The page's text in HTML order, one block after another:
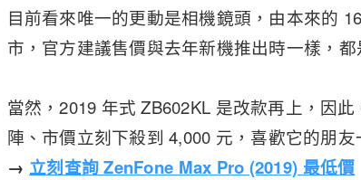
目前看來唯一的更動是相機鏡頭，由本來的
市，官方建議售價與去年新機推出時一樣，都
當然，2019 年式 ZB602KL 是改款再上，因
陣、市價立刻下殺到 4,000 元，喜歡它的朋友
→ 立刻查詢 ZenFone Max Pro (2019) 最低價